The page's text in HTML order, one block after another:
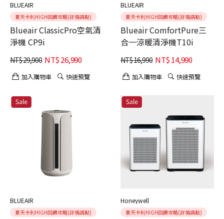
BLUEAIR
夏天卡利HIGH回饋攻略(詳情請點)
Blueair ClassicPro空氣清
淨機 CP9i
NT$29,900 NT$26,990
加入購物車 快速預覽
BLUEAIR
夏天卡利HIGH回饋攻略(詳情請點)
Blueair ComfortPure三
合一涼暖清淨機T10i
NT$16,990 NT$14,990
加入購物車 快速預覽
BLUEAIR
夏天卡利HIGH回饋攻略(詳情請點)
Honeywell
夏天卡利HIGH回饋攻略(詳情請點)